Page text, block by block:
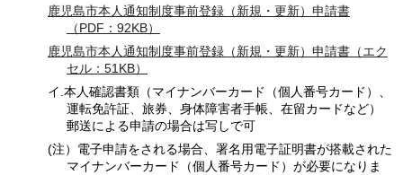
鹿児島市本人通知制度事前登録（新規・更新）申請書
（PDF：92KB）
鹿児島市本人通知制度事前登録（新規・更新）申請書（エク
セル：51KB）
イ.本人確認書類（マイナンバーカード（個人番号カード）、
運転免許証、旅券、身体障害者手帳、在留カードなど）
郵送による申請の場合は写しで可
(注）電子申請をされる場合、署名用電子証明書が搭載された
マイナンバーカード（個人番号カード）が必要になりま